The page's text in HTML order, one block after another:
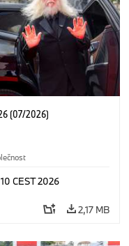
(07/2026)
CEST 2026
2,17 MB